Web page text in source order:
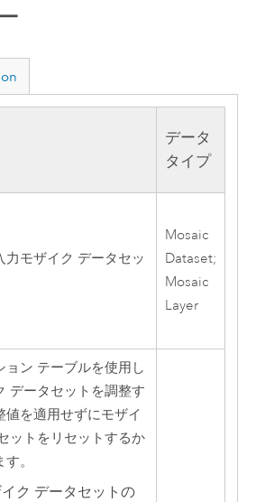
データ
タイプ
力モザイク データセッ
Mosaic
Dataset;
Mosaic
Layer
ョン テーブルを使用し
データセットを調整す
値を適用せずにモザイ
ットをリセットするか
。
ク データセットの